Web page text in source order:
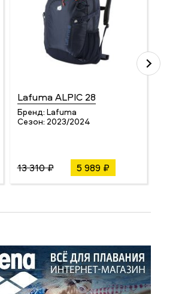
Lafuma ALPIC 28
Бренд: Lafuma
Сезон: 2023/2024
13 310 ₽ 5 989 ₽